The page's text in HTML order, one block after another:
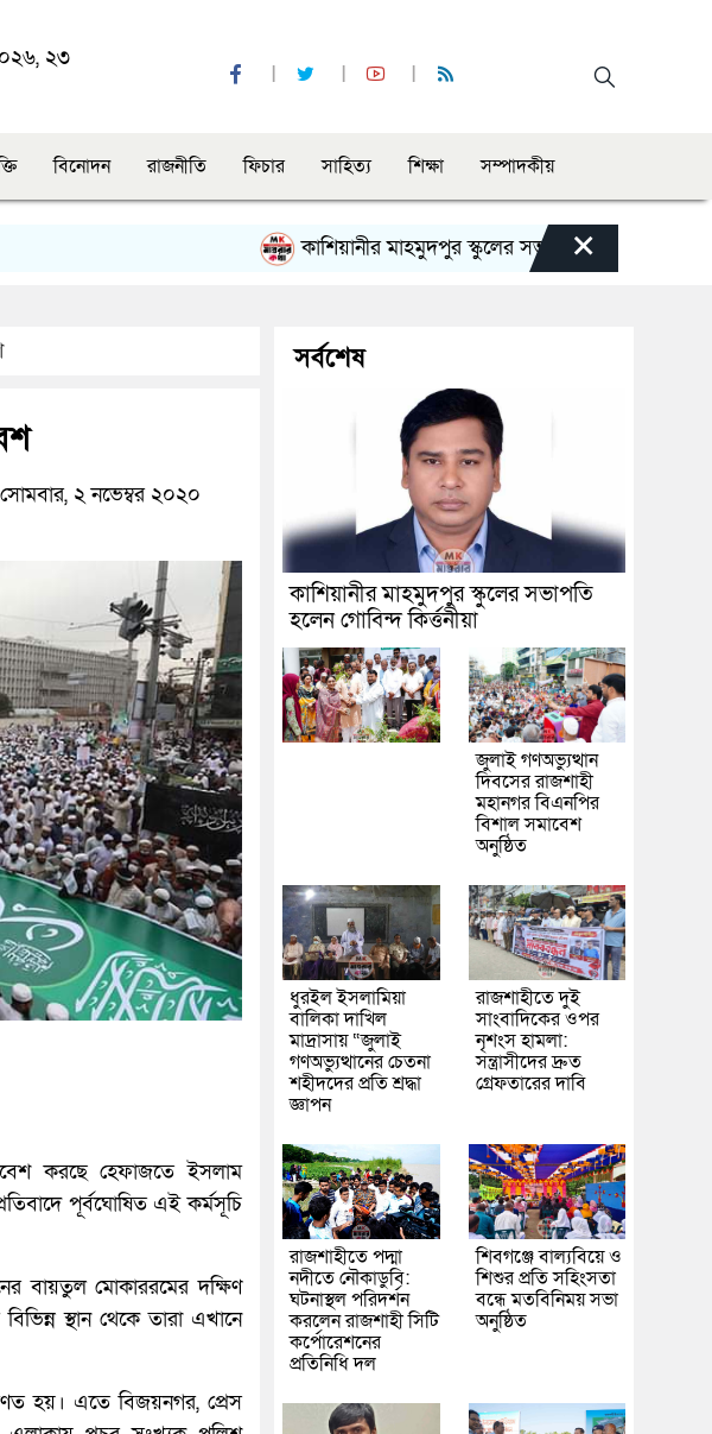
২৩
বিনোদন রাজনীতি ফিচার সাহিত্য শিক্ষা সম্পাদকীয়
কাশিয়ানীর মাহমুদপুর স্কুলের সভাপতি হলেন গোবিন্দ কির্ত্তনীয়া
×
২ নভেম্বর ২০২০
করছে হেফাজতে ইসলাম
পূর্বঘোষিত এই কর্মসূচি
বায়তুল মোকাররমের দক্ষিণ
স্থান থেকে তারা এখানে
হয়। এতে বিজয়নগর, প্রেস
সর্বশেষ
কাশিয়ানীর মাহমুদপুর স্কুলের সভাপতি
হলেন গোবিন্দ কির্ত্তনীয়া
জুলাই গণঅভ্যুত্থান
দিবসের রাজশাহী
মহানগর বিএনপির
বিশাল সমাবেশ
অনুষ্ঠিত
ধুরইল ইসলামিয়া
বালিকা দাখিল
মাদ্রাসায় “জুলাই
গণঅভ্যুত্থানের চেতনা
শহীদদের প্রতি শ্রদ্ধা
জ্ঞাপন
রাজশাহীতে দুই
সাংবাদিকের ওপর
নৃশংস হামলা:
সন্ত্রাসীদের দ্রুত
গ্রেফতারের দাবি
রাজশাহীতে পদ্মা
নদীতে নৌকাডুবি:
ঘটনাস্থল পরিদর্শন
করলেন রাজশাহী সিটি
কর্পোরেশনের
প্রতিনিধি দল
শিবগঞ্জে বাল্যবিয়ে ও
শিশুর প্রতি সহিংসতা
বন্ধে মতবিনিময় সভা
অনুষ্ঠিত